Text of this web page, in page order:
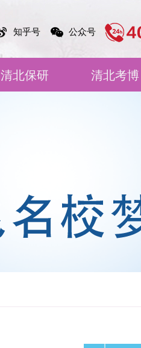
知乎号 公众号
清北保研 清北考博